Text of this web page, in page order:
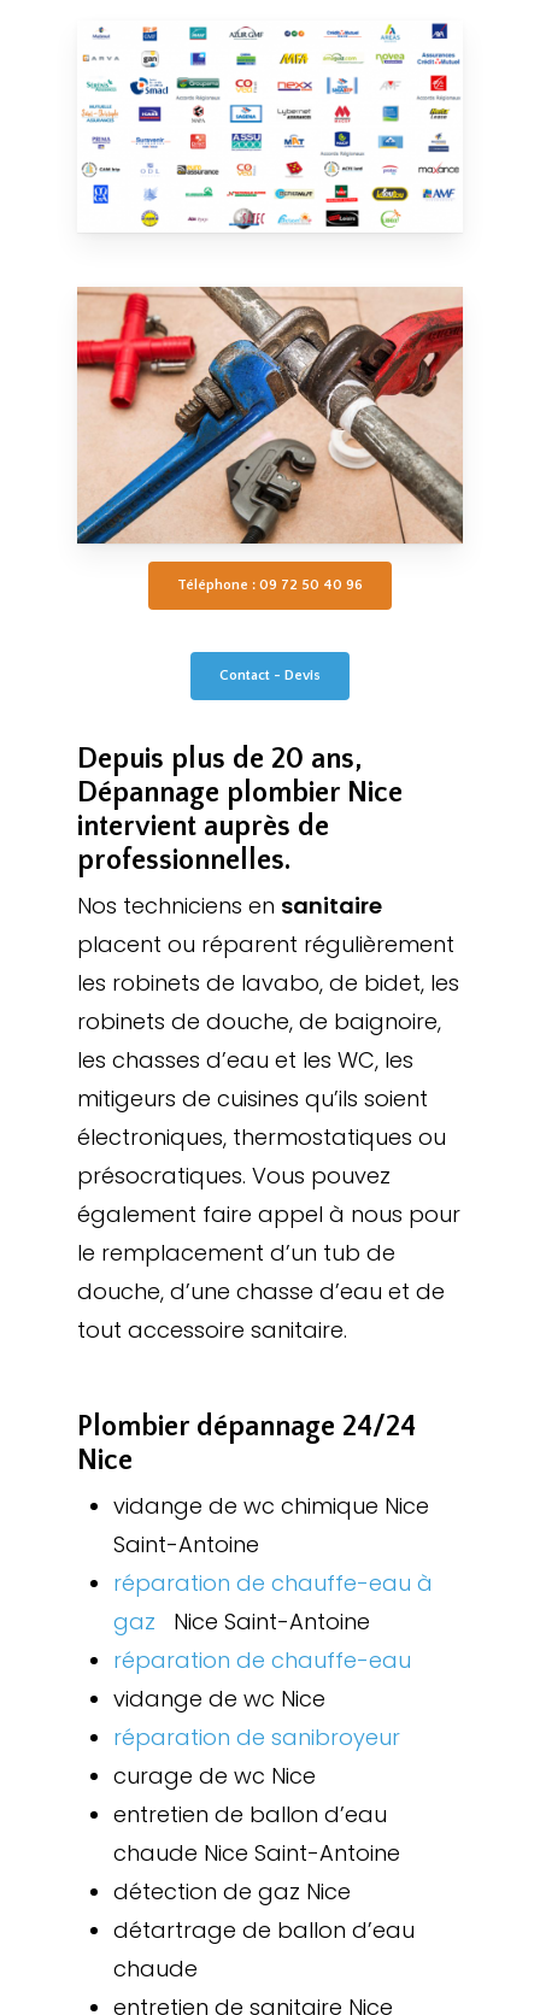
Téléphone : 09 72 50 40 96
Contact - Devis
Depuis plus de 20 ans,
Dépannage plombier Nice
intervient auprès de
professionnelles.
Nos techniciens en sanitaire
placent ou réparent régulièrement
les robinets de lavabo, de bidet, les
robinets de douche, de baignoire,
les chasses d’eau et les WC, les
mitigeurs de cuisines qu’ils soient
électroniques, thermostatiques ou
présocratiques. Vous pouvez
également faire appel à nous pour
le remplacement d’un tub de
douche, d’une chasse d’eau et de
tout accessoire sanitaire.
Plombier dépannage 24/24
Nice
vidange de wc chimique Nice
Saint-Antoine
réparation de chauffe-eau à
gaz
Nice Saint-Antoine
réparation de chauffe-eau
vidange de wc Nice
réparation de sanibroyeur
curage de wc Nice
entretien de ballon d’eau
chaude Nice Saint-Antoine
détection de gaz Nice
détartrage de ballon d’eau
chaude
entretien de sanitaire Nice